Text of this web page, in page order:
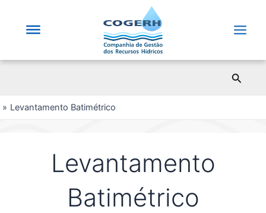
Levantamento Batimétrico
Levantamento
Batimétrico